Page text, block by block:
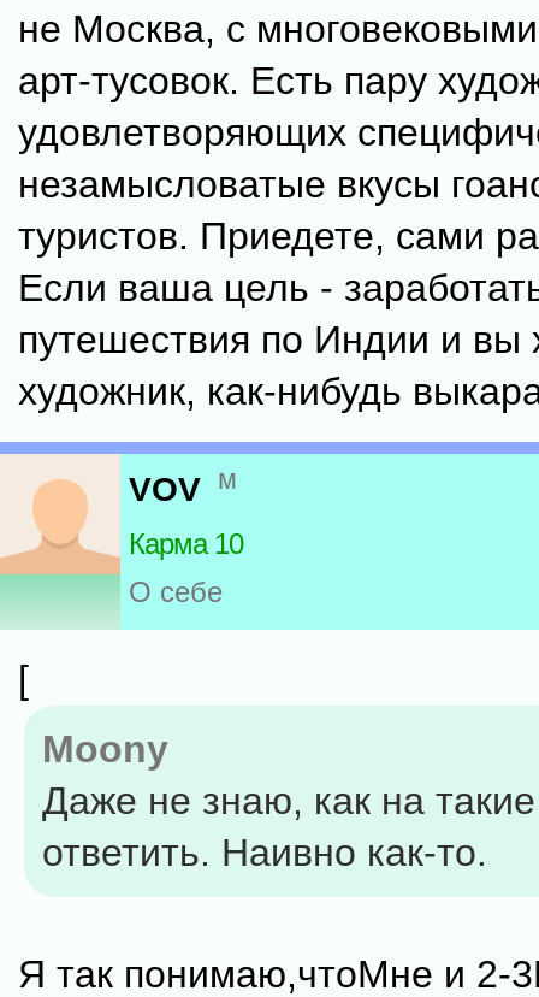
не Москва, с
арт-тусовок. Есть пару
удовлетворяющих
незамысловатые вкусы
туристов. Приедете, сами
Если ваша цель -
путешествия по Индии и вы
художник, как-нибудь
VOV м
Карма 10
О себе
[
Moony
Даже не знаю, как на
ответить. Наивно как-то.
Я так понимаю,чтоМне и 2-